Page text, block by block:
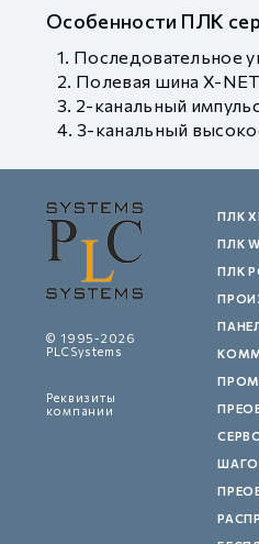
Особенности ПЛК
Последовательное
Полевая шина X-NET
2-канальный
3-канальный
© 1995-2026
PLCSystems
Реквизиты
компании
ПЛК
ПЛК
ПЛК